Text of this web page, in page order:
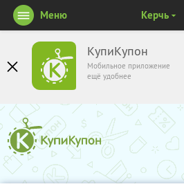
КупиКупон
Мобильное приложение
ещё удобнее
Меню Керчь